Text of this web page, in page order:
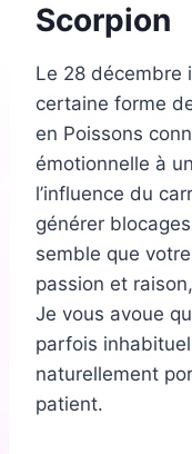
Scorpion
Le 28 décembre
certaine forme
en Poissons
émotionnelle à
l’influence du
générer
semble que
passion et
Je vous avoue
parfois
naturellement
patient.